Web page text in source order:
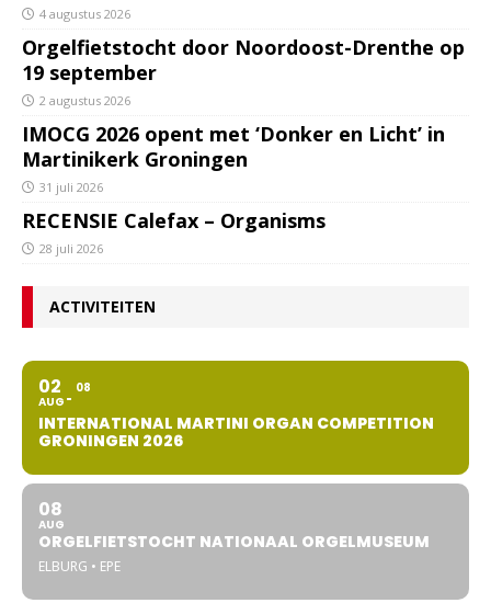
4 augustus 2026
Orgelfietstocht door Noordoost-Drenthe op
19 september
2 augustus 2026
IMOCG 2026 opent met ‘Donker en Licht’ in
Martinikerk Groningen
31 juli 2026
RECENSIE Calefax – Organisms
28 juli 2026
ACTIVITEITEN
02
AUG
08
INTERNATIONAL MARTINI ORGAN COMPETITION
GRONINGEN 2026
08
AUG
ORGELFIETSTOCHT NATIONAAL ORGELMUSEUM
ELBURG • EPE